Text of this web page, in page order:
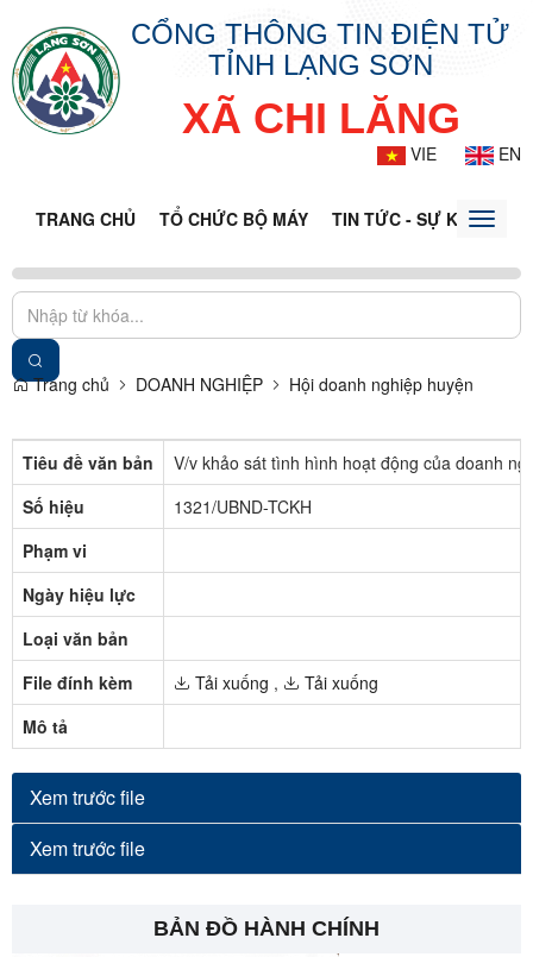
CỔNG THÔNG TIN ĐIỆN TỬ
TỈNH LẠNG SƠN
XÃ CHI LĂNG
VIE EN
TRANG CHỦ TỔ CHỨC BỘ MÁY TIN TỨC - SỰ KIỆNToggle
Trang chủ DOANH NGHIỆP Hội doanh nghiệp huyện
Tiêu đề văn bản
V/v khảo sát tình hình hoạt động của doanh
Số hiệu
1321/UBND-TCKH
Phạm vi
Ngày hiệu lực
Loại văn bản
File đính kèm
Tải xuống ,
Tải xuống
Mô tả
Xem trước file
Xem trước file
BẢN ĐỒ HÀNH CHÍNH